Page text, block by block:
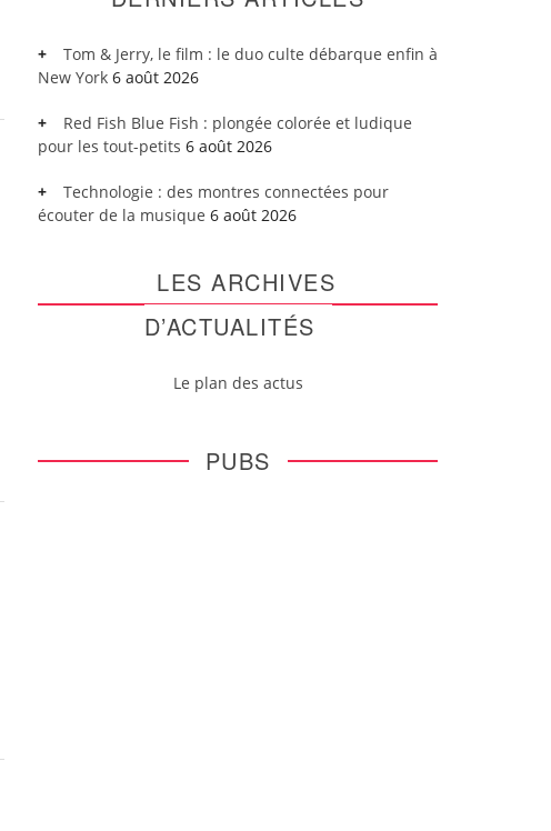
Tom & Jerry, le film : le duo culte débarque enfin à
New York 6 août 2026
Red Fish Blue Fish : plongée colorée et ludique
pour les tout-petits 6 août 2026
Technologie : des montres connectées pour
écouter de la musique 6 août 2026
LES ARCHIVES
D’ACTUALITÉS
Le plan des actus
PUBS